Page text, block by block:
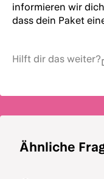
informieren wir
dass dein Paket
Hilft dir das weiter?
Ähnliche